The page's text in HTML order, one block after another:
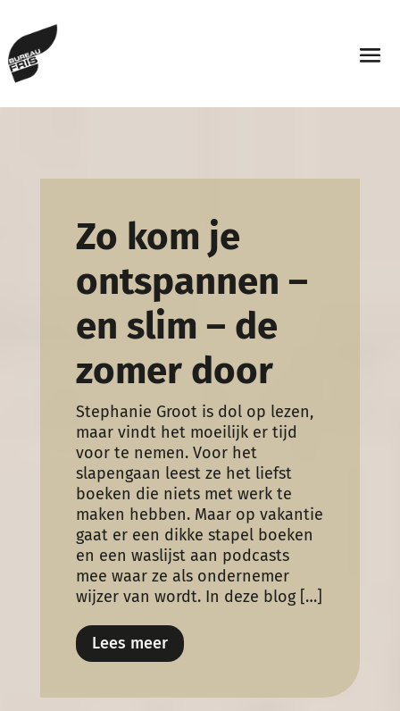
Zo kom je
ontspannen –
en slim – de
zomer door
Stephanie Groot is dol op lezen,
maar vindt het moeilijk er tijd
voor te nemen. Voor het
slapengaan leest ze het liefst
boeken die niets met werk te
maken hebben. Maar op vakantie
gaat er een dikke stapel boeken
en een waslijst aan podcasts
mee waar ze als ondernemer
wijzer van wordt. In deze blog […]
Lees meer